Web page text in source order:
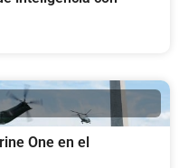
One en el